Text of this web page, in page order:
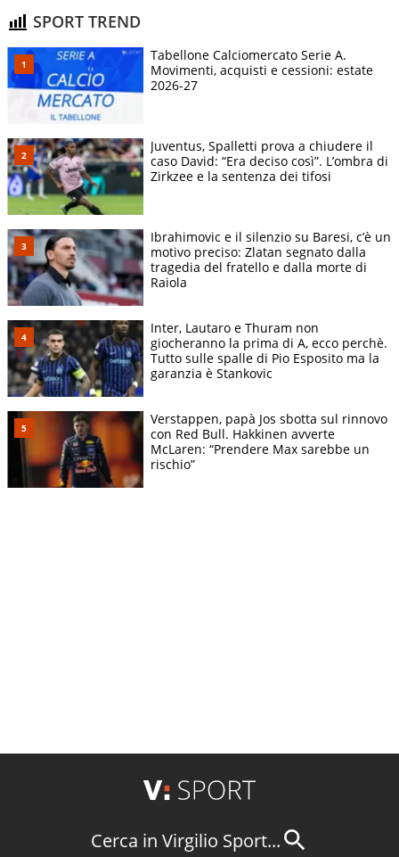
SPORT TREND
Tabellone Calciomercato Serie A.
Movimenti, acquisti e cessioni: estate
2026-27
Juventus, Spalletti prova a chiudere il
caso David: “Era deciso così”. L’ombra di
Zirkzee e la sentenza dei tifosi
Ibrahimovic e il silenzio su Baresi, c’è un
motivo preciso: Zlatan segnato dalla
tragedia del fratello e dalla morte di
Raiola
Inter, Lautaro e Thuram non
giocheranno la prima di A, ecco perchè.
Tutto sulle spalle di Pio Esposito ma la
garanzia è Stankovic
Verstappen, papà Jos sbotta sul rinnovo
con Red Bull. Hakkinen avverte
McLaren: “Prendere Max sarebbe un
rischio”
Cerca in Virgilio Sport...